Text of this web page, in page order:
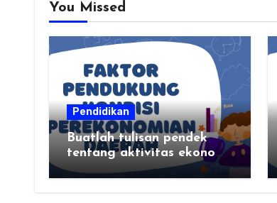
You Missed
Pendidikan
Buatlah tulisan pendek
tentang aktivitas ekonomi,
tempat aktivitas ekonomi,
dan hasil produksi daerah